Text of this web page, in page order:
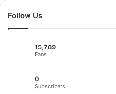
Follow Us
15,789
Fans
0
Subscribers